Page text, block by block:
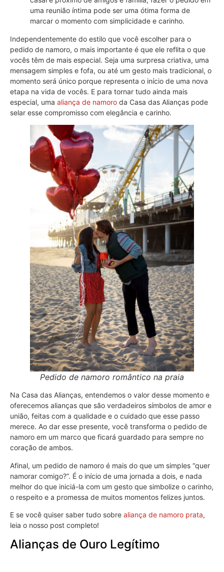
uma reunião íntima pode ser uma ótima forma de
marcar o momento com simplicidade e carinho.
Independentemente do estilo que você escolher para o
pedido de namoro, o mais importante é que ele reflita o que
vocês têm de mais especial. Seja uma surpresa criativa, uma
mensagem simples e fofa, ou até um gesto mais tradicional, o
momento será único porque representa o início de uma nova
etapa na vida de vocês. E para tornar tudo ainda mais
especial, uma aliança de namoro da Casa das Alianças pode
selar esse compromisso com elegância e carinho.
Pedido de namoro romântico na praia
Na Casa das Alianças, entendemos o valor desse momento e
oferecemos alianças que são verdadeiros símbolos de amor e
união, feitas com a qualidade e o cuidado que esse passo
merece. Ao dar esse presente, você transforma o pedido de
namoro em um marco que ficará guardado para sempre no
coração de ambos.
Afinal, um pedido de namoro é mais do que um simples “quer
namorar comigo?”. É o início de uma jornada a dois, e nada
melhor do que iniciá-la com um gesto que simbolize o carinho,
o respeito e a promessa de muitos momentos felizes juntos.
E se você quiser saber tudo sobre aliança de namoro prata,
leia o nosso post completo!
Alianças de Ouro Legítimo